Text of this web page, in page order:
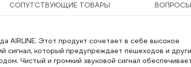
СОПУТСТВУЮЩИЕ ТОВАРЫ ВОПРОСЫ
AIRLINE. Этот продукт сочетает в себе высокое
сигнал, который предупреждает пешеходов и
Чистый и громкий звуковой сигнал